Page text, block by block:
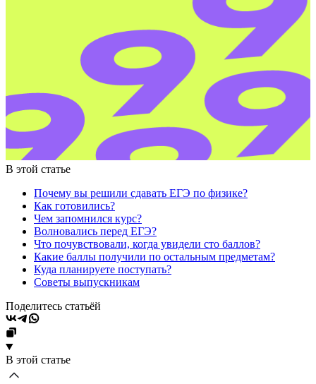
В этой статье
Почему вы решили сдавать ЕГЭ по физике?
Как готовились?
Чем запомнился курс?
Волновались перед ЕГЭ?
Что почувствовали, когда увидели сто баллов?
Какие баллы получили по остальным предметам?
Куда планируете поступать?
Советы выпускникам
Поделитесь статьёй
В этой статье